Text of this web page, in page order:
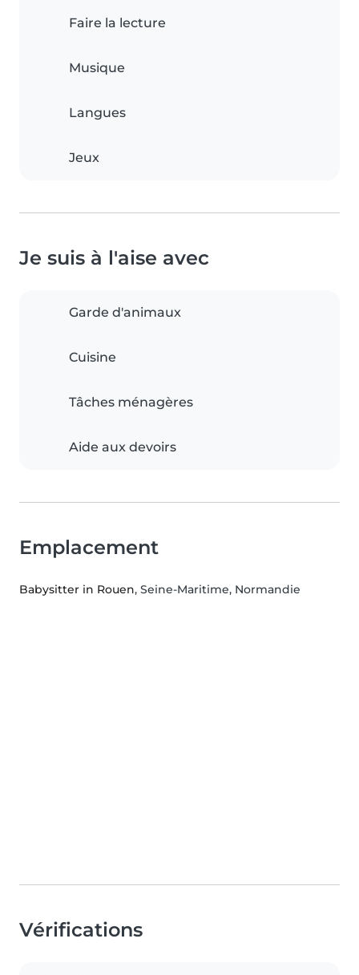
Faire la lecture
Musique
Langues
Jeux
Je suis à l'aise avec
Garde d'animaux
Cuisine
Tâches ménagères
Aide aux devoirs
Emplacement
Babysitter in Rouen, Seine-Maritime, Normandie
Vérifications